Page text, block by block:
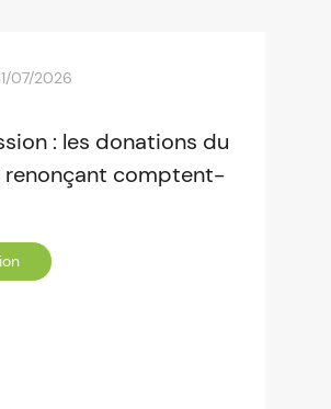
07/2026
: les donations du
renonçant comptent-